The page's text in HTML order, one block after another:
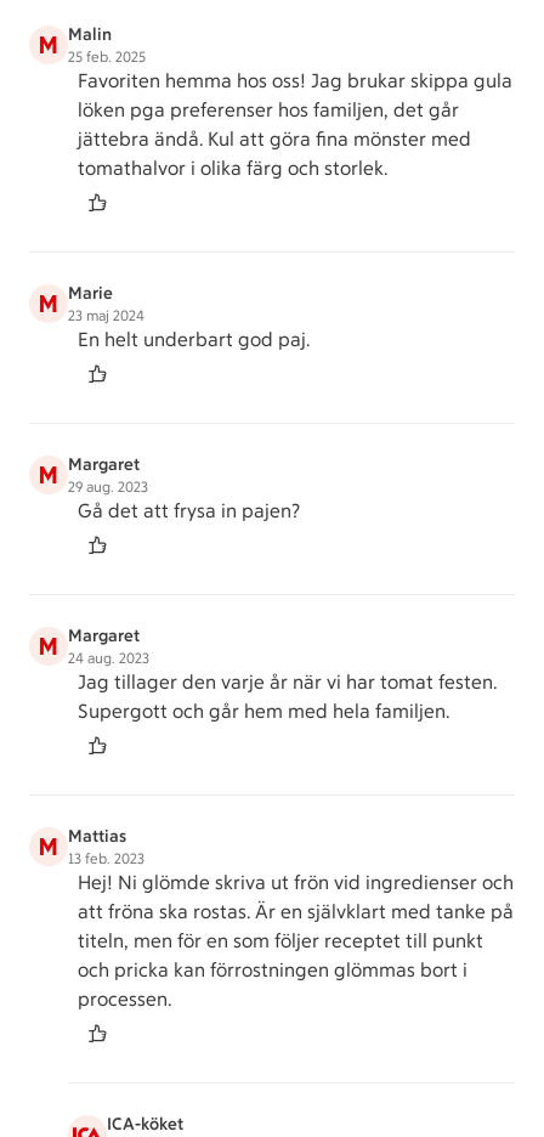
M Malin
25 feb. 2025
Favoriten hemma hos oss! Jag brukar skippa gula
löken pga preferenser hos familjen, det går
jättebra ändå. Kul att göra fina mönster med
tomathalvor i olika färg och storlek.
M Marie
23 maj 2024
En helt underbart god paj.
M Margaret
29 aug. 2023
Gå det att frysa in pajen?
M Margaret
24 aug. 2023
Jag tillager den varje år när vi har tomat festen.
Supergott och går hem med hela familjen.
M Mattias
13 feb. 2023
Hej! Ni glömde skriva ut frön vid ingredienser och
att fröna ska rostas. Är en självklart med tanke på
titeln, men för en som följer receptet till punkt
och pricka kan förrostningen glömmas bort i
processen.
ICA-köket